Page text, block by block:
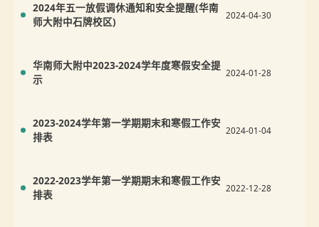
2024年五一放假调休通知和安全提醒(华南
师大附中石牌校区)
2024-04-30
华南师大附中2023-2024学年度寒假安全提
示
2024-01-28
2023-2024学年第一学期期末和寒假工作安
排表
2024-01-04
2022-2023学年第一学期期末和寒假工作安
排表
2022-12-28